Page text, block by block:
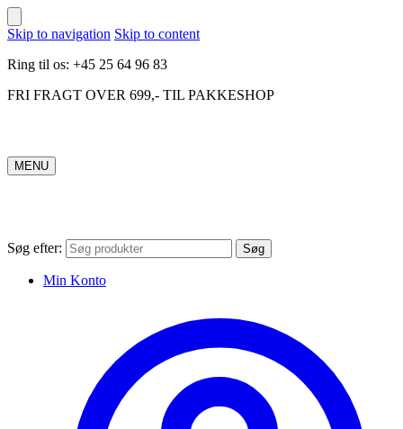
Skip to navigation Skip to content
Ring til os: +45 25 64 96 83
FRI FRAGT OVER 699,- TIL PAKKESHOP
MENU
Søg efter: Søg
Min Konto